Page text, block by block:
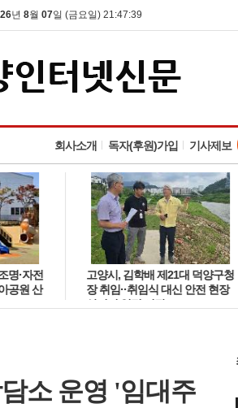
년 8월 07일 (금요일) 21:47:40
회사소개 독자(후원)가입 기사제보
명·자전
공원 산
고양시, 김학배 제21대 덕양구청
장 취임··취임식 대신 안전 현장
살피며 일정 시작
소 운영 '임대주